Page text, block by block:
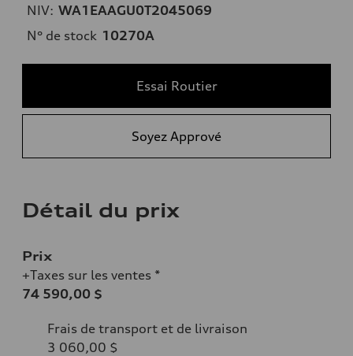
NIV: WA1EAAGU0T2045069
N° de stock 10270A
Essai Routier
Soyez Apprové
Détail du prix
Prix
+Taxes sur les ventes *
74 590,00 $
Frais de transport et de livraison
3 060,00 $